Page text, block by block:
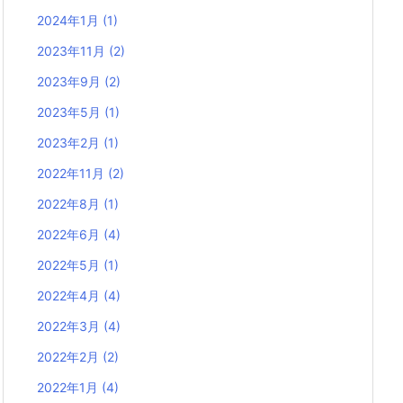
2024年1月 (1)
2023年11月 (2)
2023年9月 (2)
2023年5月 (1)
2023年2月 (1)
2022年11月 (2)
2022年8月 (1)
2022年6月 (4)
2022年5月 (1)
2022年4月 (4)
2022年3月 (4)
2022年2月 (2)
2022年1月 (4)